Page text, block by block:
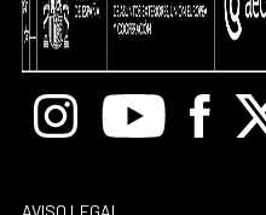
InstagramYoutube X